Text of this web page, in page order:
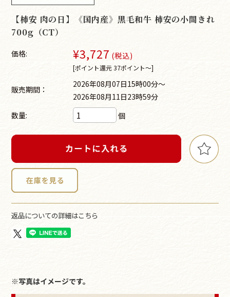
【柿安 肉の日】《国内産》黒毛和牛 柿安の小間きれ
700g（CT）
価格: ¥3,727 (税込)
[ポイント還元 37ポイント～]
販売期間：
2026年08月07日15時00分～
2026年08月11日23時59分
数量:
個
返品についての詳細はこちら
※写真はイメージです。